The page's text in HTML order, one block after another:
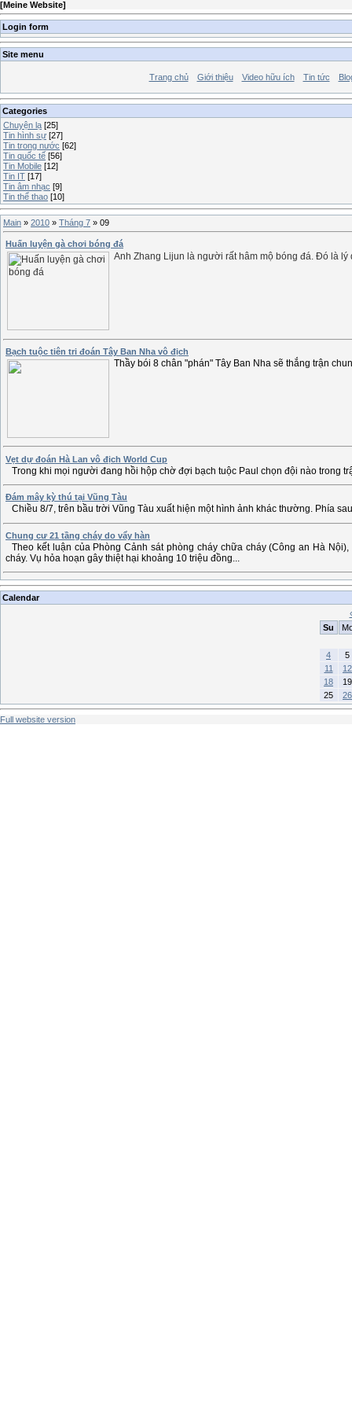
[Meine Website]
Login form
Site menu
Trang chủ Giới thiệu Video hữu ích Tin tức
Categories
Chuyện lạ [25]
Tin hình sự [27]
Tin trong nước [62]
Tin quốc tế [56]
Tin Mobile [12]
Tin IT [17]
Tin âm nhạc [9]
Tin thể thao [10]
Main » 2010 » Tháng 7 » 09
Huấn luyện gà chơi bóng đá
Anh Zhang Lijun là người rất hâm mộ bóng đá. Đó là
Bạch tuộc tiên tri đoán Tây Ban Nha vô địch
Thầy bói 8 chân "phán" Tây Ban Nha sẽ thắng trận
Vẹt dự đoán Hà Lan vô địch World Cup
Trong khi mọi người đang hồi hộp chờ đợi bạch tuộc Paul chọn đội nào trong
Đám mây kỳ thú tại Vũng Tàu
Chiều 8/7, trên bầu trời Vũng Tàu xuất hiện một hình ảnh khác thường. Phía
Chung cư 21 tầng cháy do vẩy hàn
Theo kết luận của Phòng Cảnh sát phòng cháy chữa cháy (Công an Hà
cháy. Vụ hỏa hoạn gây thiệt hại khoảng 10 triệu đồng...
Calendar
Su
4
5
11
12
18
19
25
26
Full website version